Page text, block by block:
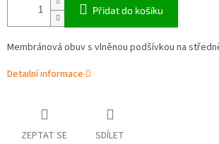
Přidat do košíku
Membránová obuv s vlněnou podšívkou na
Detailní informace
ZEPTAT SE SDÍLET